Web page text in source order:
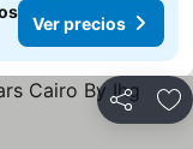
Ver precios
Compartir